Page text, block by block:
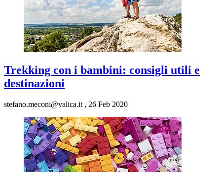
Trekking con i bambini: consigli utili e
destinazioni
stefano.meconi@valica.it , 26 Feb 2020